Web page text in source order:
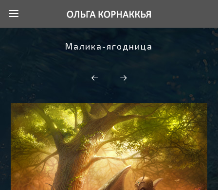
Малика-ягодница